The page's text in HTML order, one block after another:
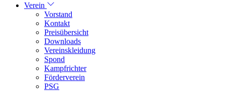
Verein
Vorstand
Kontakt
Preisübersicht
Downloads
Vereinskleidung
Spond
Kampfrichter
Förderverein
PSG